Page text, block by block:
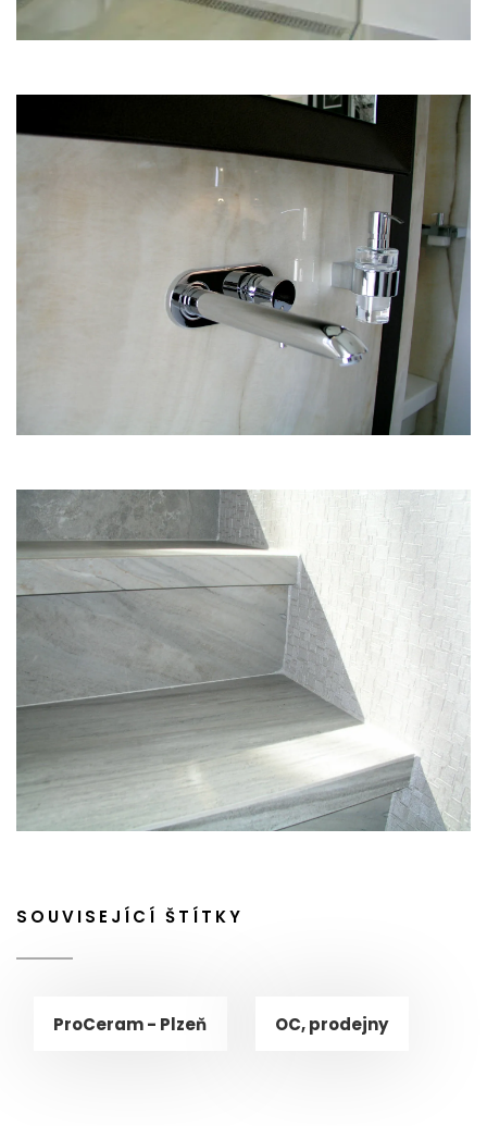
SOUVISEJÍCÍ ŠTÍTKY
ProCeram - Plzeň OC, prodejny